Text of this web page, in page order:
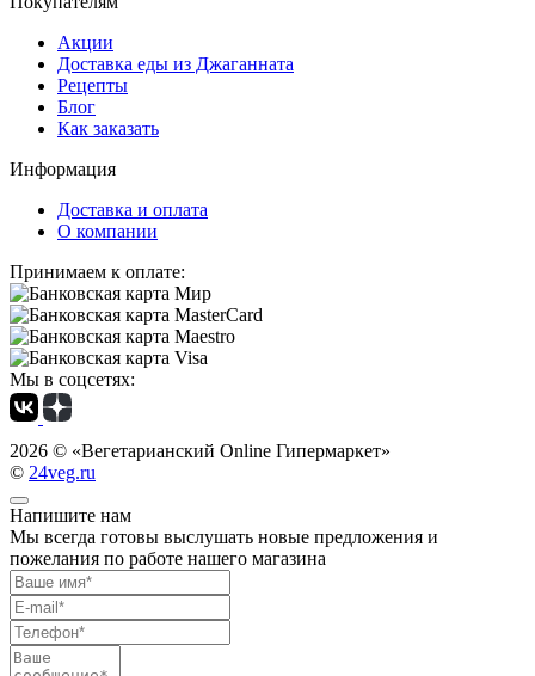
Акции
Доставка еды из Джаганната
Рецепты
Блог
Как заказать
Информация
Доставка и оплата
О компании
Принимаем к оплате:
Мы в соцсетях:
2026 © «Вегетарианский Online Гипермаркет»
© 24veg.ru
Напишите нам
Мы всегда готовы выслушать новые предложения и
пожелания по работе нашего магазина